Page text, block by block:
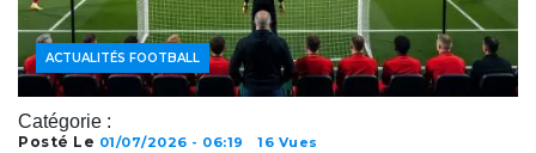
Catégorie :
ACTUALITÉS FOOTBALL
Posté Le 01/07/2026 - 06:19 16 Vues